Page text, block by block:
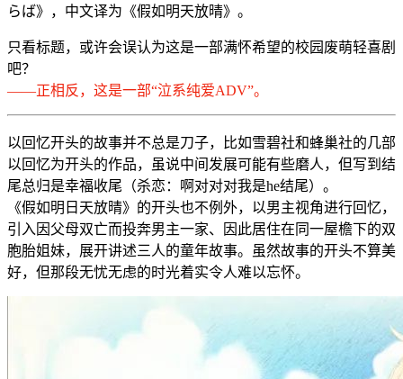
らば》，中文译为《假如明天放晴》。
只看标题，或许会误认为这是一部满怀希望的校园废萌轻喜剧
吧？
——正相反，这是一部“泣系纯爱ADV”。
以回忆开头的故事并不总是刀子，比如雪碧社和蜂巢社的几部
以回忆为开头的作品，虽说中间发展可能有些磨人，但写到结
尾总归是幸福收尾（杀恋：啊对对对我是he结尾）。
《假如明日天放晴》的开头也不例外，以男主视角进行回忆，
引入因父母双亡而投奔男主一家、因此居住在同一屋檐下的双
胞胎姐妹，展开讲述三人的童年故事。虽然故事的开头不算美
好，但那段无忧无虑的时光着实令人难以忘怀。